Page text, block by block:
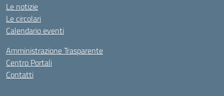
Le notizie
Le circolari
Calendario eventi
Amministrazione Trasparente
Centro Portali
Contatti